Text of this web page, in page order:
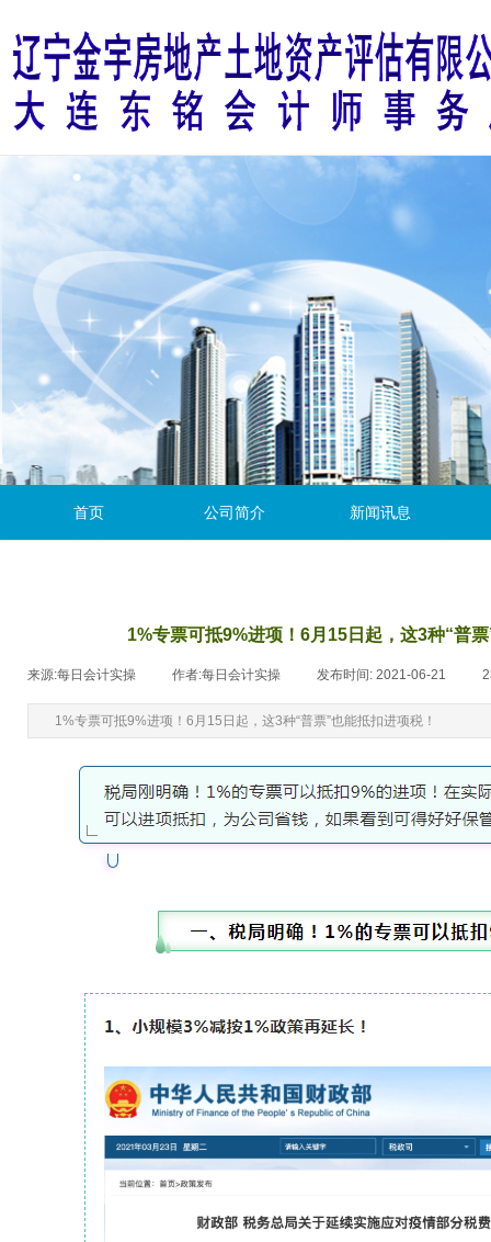
首页 公司简介 新闻讯息
​1%专票可抵9%进项！6月15日起，这3种“普
来源:每日会计实操 作者:每日会计实操 发布时间: 2021-06-21
​1%专票可抵9%进项！6月15日起，这3种“普票”也能抵扣进项税！